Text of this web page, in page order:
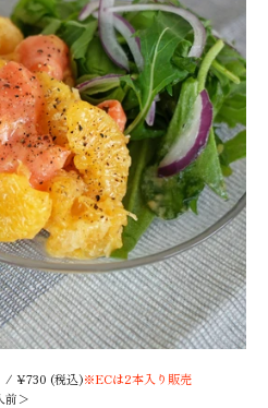
/ ¥730 (税込)※ECは2本入り販売
前＞